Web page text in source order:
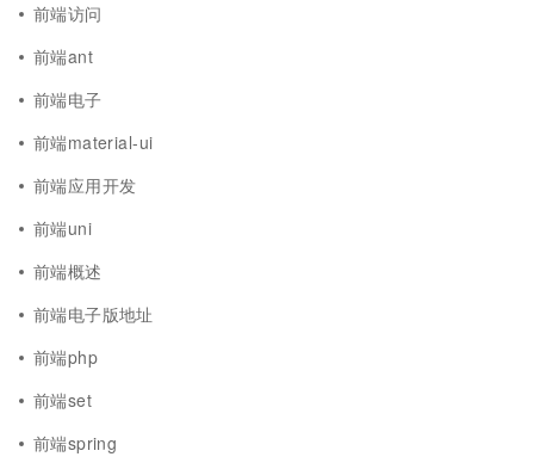
前端访问
前端ant
前端电子
前端material-ui
前端应用开发
前端uni
前端概述
前端电子版地址
前端php
前端set
前端spring